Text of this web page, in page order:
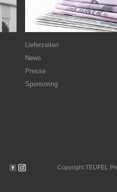
Lieferzeiten
News
Presse
Sponsoring
Copyright TEUFEL